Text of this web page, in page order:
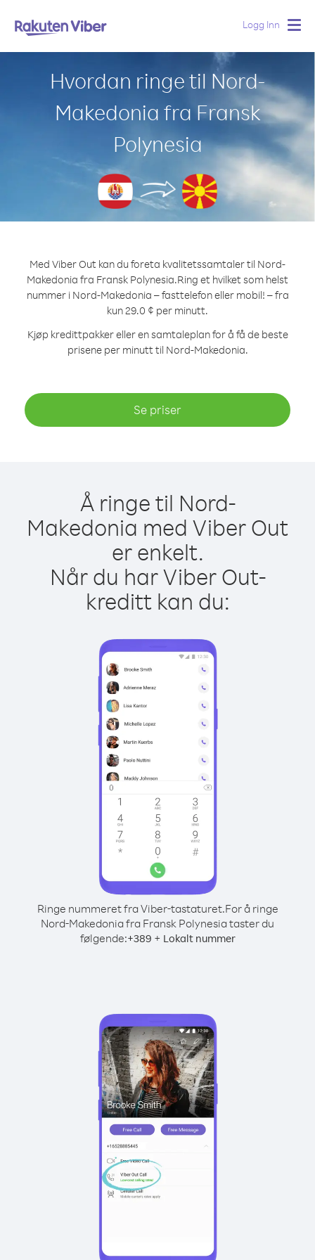
Logg Inn
Hvordan ringe til Nord-
Makedonia fra Fransk
Polynesia
Med Viber Out kan du foreta kvalitetssamtaler til Nord-
Makedonia fra Fransk Polynesia.Ring et hvilket som helst
nummer i Nord-Makedonia – fasttelefon eller mobil! – fra
kun 29.0 ¢ per minutt.
Kjøp kredittpakker eller en samtaleplan for å få de beste
prisene per minutt til Nord-Makedonia.
Se priser
Å ringe til Nord-
Makedonia med Viber Out
er enkelt.
Når du har Viber Out-
kreditt kan du:
Ringe nummeret fra Viber-tastaturet.For å ringe
Nord-Makedonia fra Fransk Polynesia taster du
følgende:+389 + Lokalt nummer